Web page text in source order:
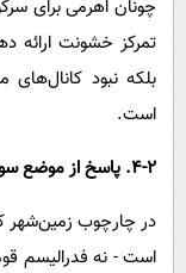
چونان اهرمی برای
تمرکز خشونت ارائه
بلکه نبود کانال‌های
است.
4-۲. پاسخ از موضع سوسیالیسم و نظریه‌ی زمین‌شهر
در چارچوب زمین‌شهر
است - نه فدرالیسم